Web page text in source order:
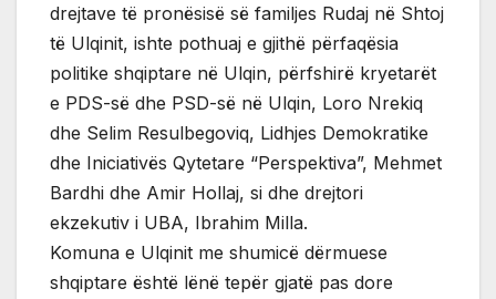
drejtave të pronësisë së familjes Rudaj në Shtoj
të Ulqinit, ishte pothuaj e gjithë përfaqësia
politike shqiptare në Ulqin, përfshirë kryetarët
e PDS-së dhe PSD-së në Ulqin, Loro Nrekiq
dhe Selim Resulbegoviq, Lidhjes Demokratike
dhe Iniciativës Qytetare “Perspektiva”, Mehmet
Bardhi dhe Amir Hollaj, si dhe drejtori
ekzekutiv i UBA, Ibrahim Milla.
Komuna e Ulqinit me shumicë dërmuese
shqiptare është lënë tepër gjatë pas dore